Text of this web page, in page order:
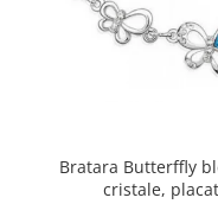
Bratara Butterffly
cristale,